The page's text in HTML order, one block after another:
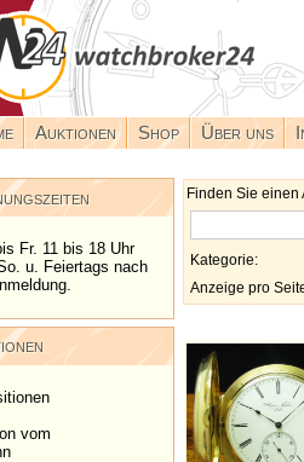
Auktionen Shop Über uns
Fr. 11 bis 18 Uhr
u. Feiertags nach
vom
Finden Sie einen
Kategorie:
Anzeige pro